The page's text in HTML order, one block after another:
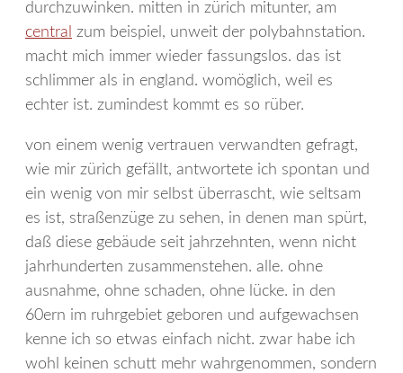
durchzuwinken. mitten in zürich mitunter, am
central
zum beispiel, unweit der polybahnstation.
macht mich immer wieder fassungslos. das ist
schlimmer als in england. womöglich, weil es
echter ist. zumindest kommt es so rüber.
von einem wenig vertrauen verwandten gefragt,
wie mir zürich gefällt, antwortete ich spontan und
ein wenig von mir selbst überrascht, wie seltsam
es ist, straßenzüge zu sehen, in denen man spürt,
daß diese gebäude seit jahrzehnten, wenn nicht
jahrhunderten zusammenstehen. alle. ohne
ausnahme, ohne schaden, ohne lücke. in den
60ern im ruhrgebiet geboren und aufgewachsen
kenne ich so etwas einfach nicht. zwar habe ich
wohl keinen schutt mehr wahrgenommen, sondern